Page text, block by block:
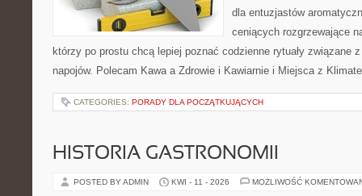
dla entuzjastów
ceniących rozgrzewające
którzy po prostu chcą lepiej poznać codzienne rytuały związane
napojów. Polecam Kawa a Zdrowie i Kawiarnie i Miejsca z
CATEGORIES: PORADY DLA POCZĄTKUJĄCYCH
HISTORIA GASTRONOMII
POSTED BY ADMIN KWI - 11 - 2026 MOŻLIWOŚĆ